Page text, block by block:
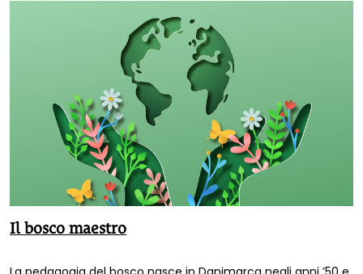
Il bosco maestro